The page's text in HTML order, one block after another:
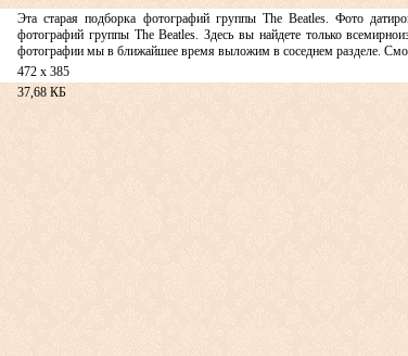
Эта старая подборка фотографий группы The Beatles. Фото
фотографий группы The Beatles. Здесь вы найдете только
фотографии мы в ближайшее время выложим в соседнем разделе.
472 x 385
37,68 КБ